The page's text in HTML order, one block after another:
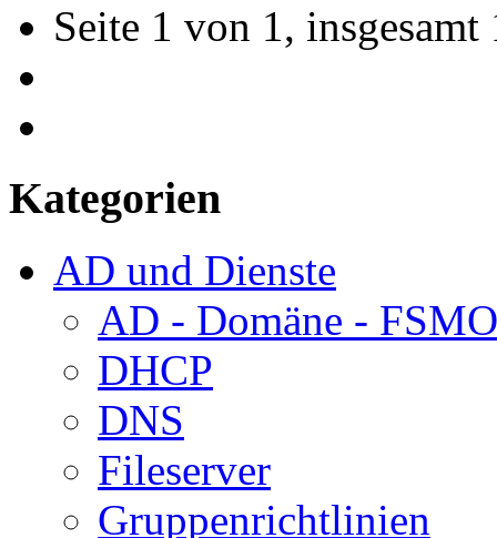
Seite 1 von 1, insgesamt
Kategorien
AD und Dienste
AD - Domäne - FSMO
DHCP
DNS
Fileserver
Gruppenrichtlinien